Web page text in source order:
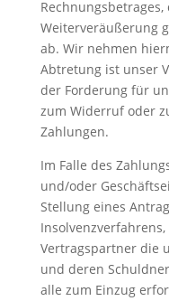
Weiterveräußerung
ab. Wir nehmen
Abtretung ist unser
der Forderung für
zum Widerruf oder
Zahlungen.
Im Falle des
und/oder
Stellung eines
Vertragspartner die
und deren
alle zum Einzug